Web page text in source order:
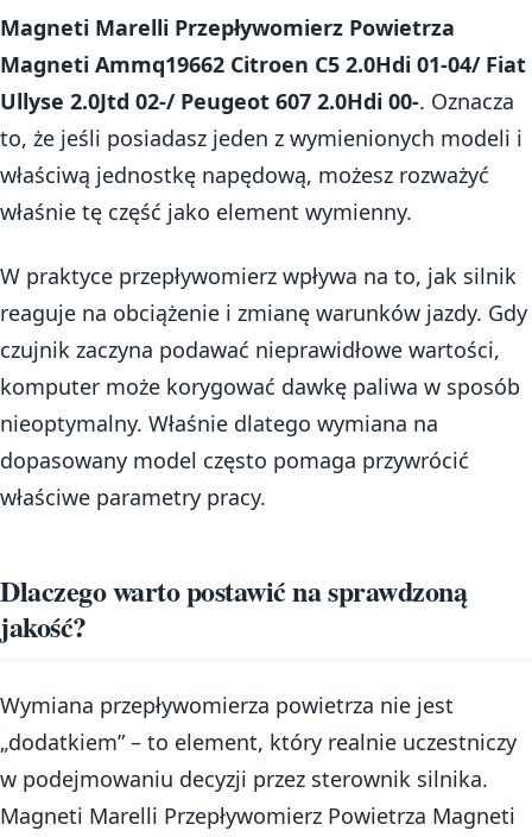
Magneti Marelli Przepływomierz Powietrza
Magneti Ammq19662 Citroen C5 2.0Hdi 01-04/ Fiat
Ullyse 2.0Jtd 02-/ Peugeot 607 2.0Hdi 00-. Oznacza
to, że jeśli posiadasz jeden z wymienionych modeli i
właściwą jednostkę napędową, możesz rozważyć
właśnie tę część jako element wymienny.
W praktyce przepływomierz wpływa na to, jak silnik
reaguje na obciążenie i zmianę warunków jazdy. Gdy
czujnik zaczyna podawać nieprawidłowe wartości,
komputer może korygować dawkę paliwa w sposób
nieoptymalny. Właśnie dlatego wymiana na
dopasowany model często pomaga przywrócić
właściwe parametry pracy.
Dlaczego warto postawić na sprawdzoną
jakość?
Wymiana przepływomierza powietrza nie jest
„dodatkiem” – to element, który realnie uczestniczy
w podejmowaniu decyzji przez sterownik silnika.
Magneti Marelli Przepływomierz Powietrza Magneti